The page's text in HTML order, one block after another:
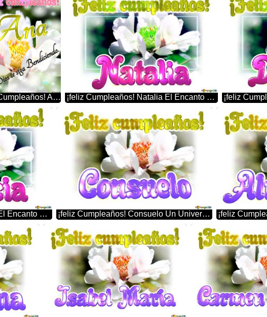
¡feliz Cumpleaños! Ana Que Dios Te Siga Bendiciendo. La Belleza Efímera De Las Flores Capturada En Una Imagen ¡feliz Cumpleaños! Natalia El Encanto De La Naturaleza: Flores Que Nos Hablan
¡feliz Cumpleaños! Patricia El Encanto De La Naturaleza: Flores Que Nos Hablan ¡feliz Cumpleaños! Consuelo Un Universo De Detalles: La Perfección De Las Flores En Primer Plano